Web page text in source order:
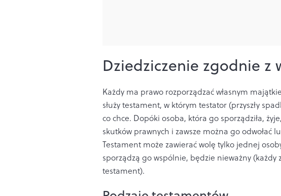
Dziedziczenie zgodnie z
Każdy ma prawo rozporządzać własnym
służy testament, w którym testator (przyszły
co chce. Dopóki osoba, która go sporządziła,
skutków prawnych i zawsze można go odwołać
Testament może zawierać wolę tylko jednej
sporządzą go wspólnie, będzie nieważny (każdy
testament).